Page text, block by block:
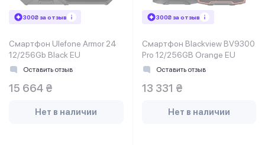
300₴ за отзыв
Смартфон Ulefone Armor 24
12/256Gb Black EU
Оставить отзыв
15 664 ₴
Нет в наличии
300₴ за отзыв
Смартфон Blackview BV9300
Pro 12/256GB Orange EU
Оставить отзыв
13 331 ₴
Нет в наличии